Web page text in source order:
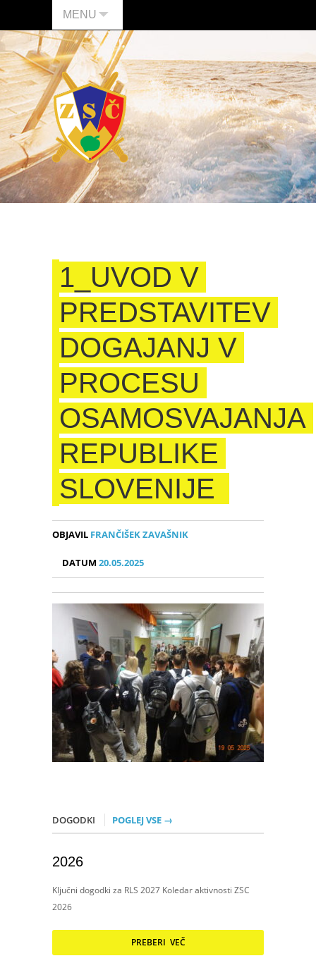
MENU
1_UVOD V
PREDSTAVITEV
DOGAJANJ V
PROCESU
OSAMOSVAJANJA
REPUBLIKE
SLOVENIJE
OBJAVIL FRANČIŠEK ZAVAŠNIK
DATUM20.05.2025
DOGODKI POGLEJ VSE →
2026
Ključni dogodki za RLS 2027 Koledar aktivnosti ZSC
2026
PREBERI VEČ